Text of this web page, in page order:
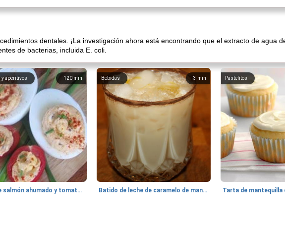
dentales. ¡La investigación ahora está encontrando que el extracto de agua
de bacterias, incluida E. coli.
120 min
aperitivos
Huevo de salmón ahumado y tomates rellenos.
3 min
Bebidas
Batido de leche de caramelo de mantequilla (alcohólico)
Pastelitos